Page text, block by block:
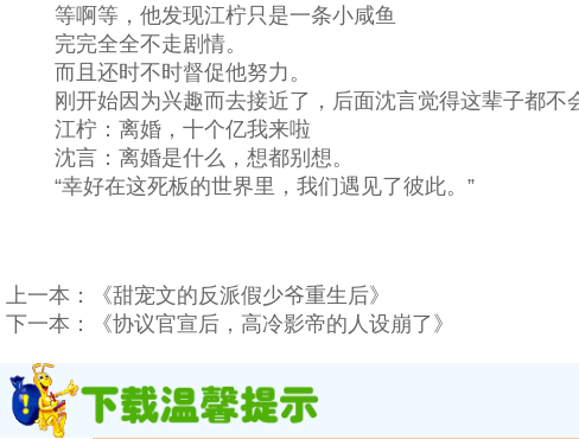
等啊等，他发现江柠只是一条小咸鱼
完完全全不走剧情。
而且还时不时督促他努力。
刚开始因为兴趣而去接近了，后面沈言觉得这辈子都不
江柠：离婚，十个亿我来啦
沈言：离婚是什么，想都别想。
“幸好在这死板的世界里，我们遇见了彼此。”
上一本：
《甜宠文的反派假少爷重生后》
下一本：
《协议官宣后，高冷影帝的人设崩了》